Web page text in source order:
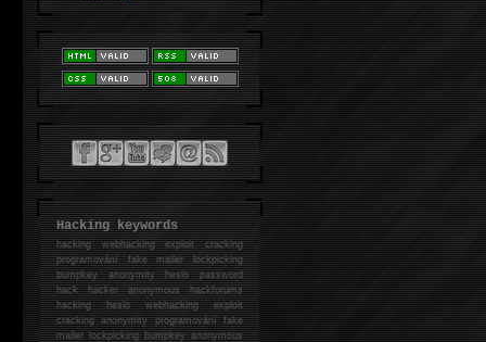
Hacking keywords
hackingwebhacking exploit cracking
programování fake mailer lockpicking
bumpkey anonymity heslo password
hackhacker anonymous hackforums
hackingheslo webhacking exploit
cracking anonymity programování fake
mailer lockpicking bumpkey anonymous